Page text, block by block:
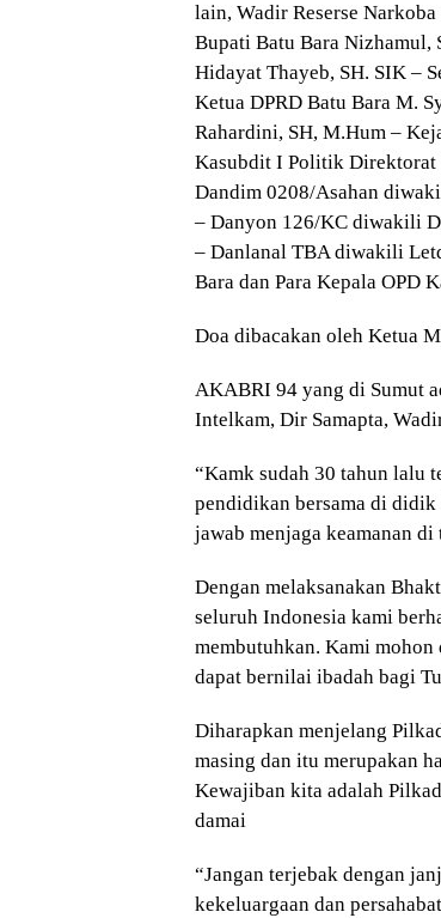
lain, Wadir Reserse
Bupati Batu Bara Nizhamul,
Hidayat Thayeb, SH. SIK –
Ketua DPRD Batu Bara M.
Rahardini, SH, M.Hum –
Kasubdit I Politik Direktorat
Dandim 0208/Asahan
– Danyon 126/KC diwakili
– Danlanal TBA diwakili
Bara dan Para Kepala OPD
Doa dibacakan oleh Ketua
AKABRI 94 yang di Sumut
Intelkam, Dir Samapta,
“Kamk sudah 30 tahun lalu
pendidikan bersama di didik
jawab menjaga keamanan di
Dengan melaksanakan
seluruh Indonesia kami
membutuhkan. Kami
dapat bernilai ibadah bagi
Diharapkan menjelang
masing dan itu merupakan
Kewajiban kita adalah
damai
“Jangan terjebak dengan
kekeluargaan dan